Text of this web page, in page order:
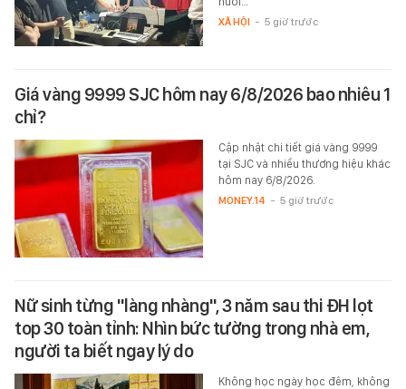
XÃ HỘI - 5 giờ trước
Giá vàng 9999 SJC hôm nay 6/8/2026 bao nhiêu 1
chỉ?
Cập nhật chi tiết giá vàng 9999
tại SJC và nhiều thương hiệu khác
hôm nay 6/8/2026.
MONEY.14 - 5 giờ trước
Nữ sinh từng "làng nhàng", 3 năm sau thi ĐH lọt
top 30 toàn tỉnh: Nhìn bức tường trong nhà em,
người ta biết ngay lý do
Không học ngày học đêm, không